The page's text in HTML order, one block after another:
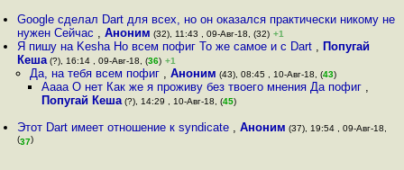
Google сделал Dart для всех, но он оказался практически никому не
нужен Сейчас ,Аноним (32), 11:43 , 09-Авг-18, (32) +1
Я пишу на Kesha Но всем пофиг То же самое и с Dart , Попугай
Кеша (?), 16:14 , 09-Авг-18, (36) +1
Да, на тебя всем пофиг , Аноним (43), 08:45 , 10-Авг-18, (43)
Аааа О нет Как же я проживу без твоего мнения Да пофиг ,
Попугай Кеша(?), 14:29 , 10-Авг-18, (45)
Этот Dart имеет отношение к syndicate ,Аноним (37), 19:54 , 09-Авг-18,
(37)